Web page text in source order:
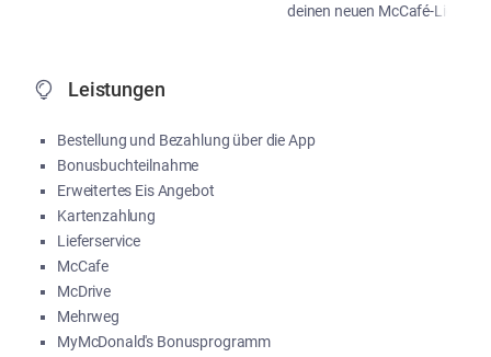
deinen neuen McCafé-Liebling!
Leistungen
Bestellung und Bezahlung über die App
Bonusbuchteilnahme
Erweitertes Eis Angebot
Kartenzahlung
Lieferservice
McCafe
McDrive
Mehrweg
MyMcDonald's Bonusprogramm